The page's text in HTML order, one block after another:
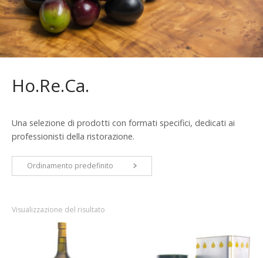
Ho.Re.Ca.
Una selezione di prodotti con formati specifici, dedicati ai
professionisti della ristorazione.
Ordinamento predefinito
Visualizzazione del risultato